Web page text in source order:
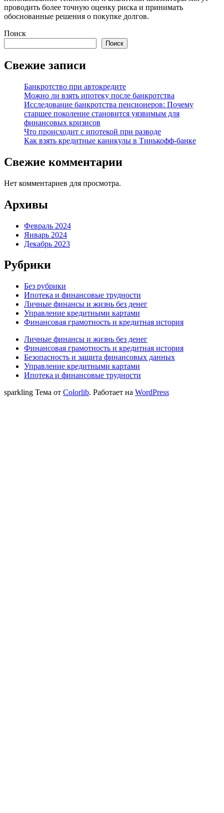
проводить более точную оценку риска и принимать
обоснованные решения о покупке долгов.
Поиск
Поиск
Свежие записи
Банкротство при автокредите
Можно ли взять ипотеку после банкротства
Исследование банкротства пенсионеров: Почему
старшее поколение становится уязвимым для
финансовых кризисов
Что происходит с ипотекой при разводе
Как взять кредитные каникулы в Тинькофф-банке
Свежие комментарии
Нет комментариев для просмотра.
Архивы
Февраль 2024
Январь 2024
Декабрь 2023
Рубрики
Без рубрики
Ипотека и финансовые трудности
Личные финансы и жизнь без денег
Управление кредитными картами
Финансовая грамотность и кредитная история
Личные финансы и жизнь без денег
Финансовая грамотность и кредитная история
Безопасность и защита финансовых данных
Управление кредитными картами
Ипотека и финансовые трудности
sparkling Тема от Colorlib. Работает на WordPress